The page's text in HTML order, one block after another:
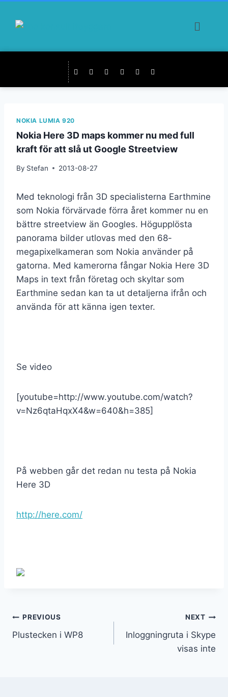
NOKIA LUMIA 920
Nokia Here 3D maps kommer nu med full
kraft för att slå ut Google Streetview
By Stefan 2013-08-27
Med teknologi från 3D specialisterna Earthmine
som Nokia förvärvade förra året kommer nu en
bättre streetview än Googles. Högupplösta
panorama bilder utlovas med den 68-
megapixelkameran som Nokia använder på
gatorna. Med kamerorna fångar Nokia Here 3D
Maps in text från företag och skyltar som
Earthmine sedan kan ta ut detaljerna ifrån och
använda för att känna igen texter.
Se video
[youtube=http://www.youtube.com/watch?
v=Nz6qtaHqxX4&w=640&h=385]
På webben går det redan nu testa på Nokia
Here 3D
http://here.com/
PREVIOUS
Plustecken i WP8
NEXT
Inloggningruta i Skype
visas inte